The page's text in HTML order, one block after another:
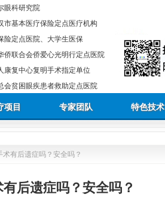
眼科研究院
市基本医疗保险定点医疗机构
险定点医院、大学生医保
侨联合会侨爱心光明行定点医院
康复中心复明手术指定单位
会贫困眼疾患者救助定点医院
项目 专家团队 特色技术
术有后遗症吗？安全吗？
后遗症吗？安全吗？